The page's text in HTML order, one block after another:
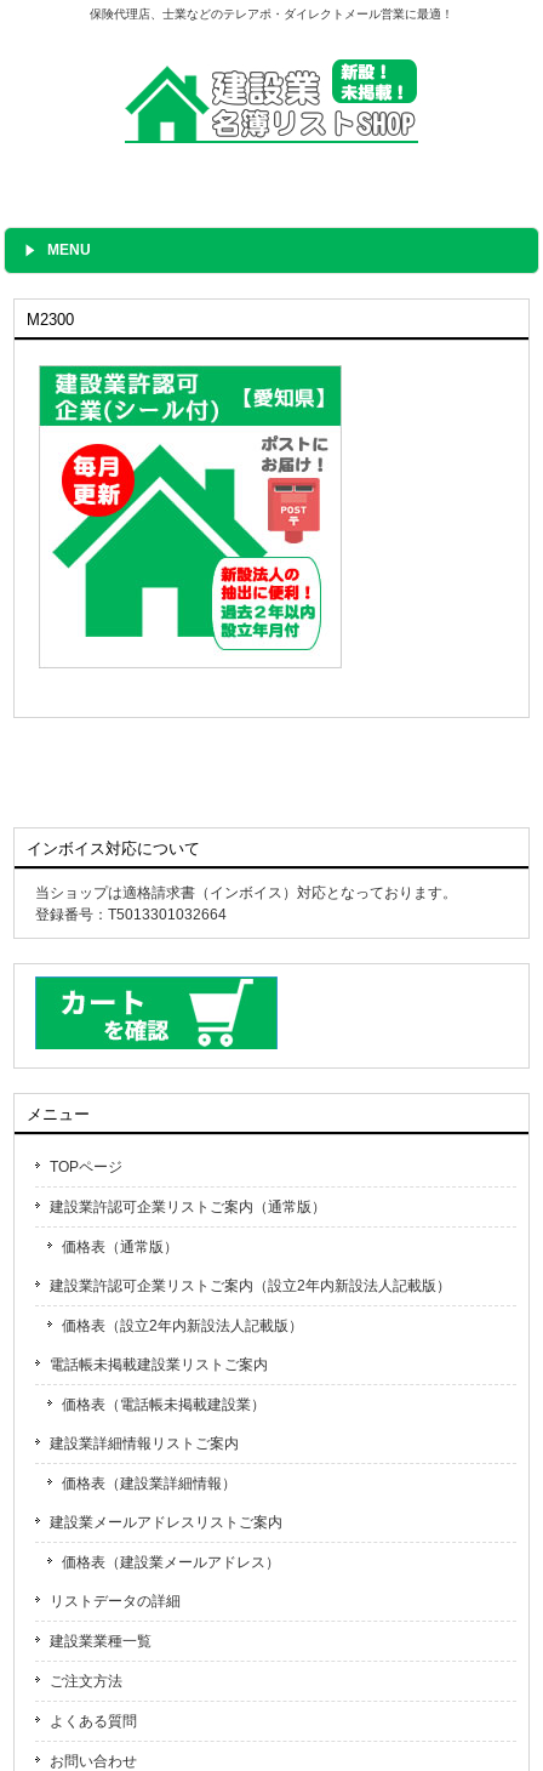
保険代理店、士業などのテレアポ・ダイレクトメール営業に最適！
MENU
M2300
インボイス対応について
当ショップは適格請求書（インボイス）対応となっております。
登録番号：T5013301032664
メニュー
TOPページ
建設業許認可企業リストご案内（通常版）
価格表（通常版）
建設業許認可企業リストご案内（設立2年内新設法人記載版）
価格表（設立2年内新設法人記載版）
電話帳未掲載建設業リストご案内
価格表（電話帳未掲載建設業）
建設業詳細情報リストご案内
価格表（建設業詳細情報）
建設業メールアドレスリストご案内
価格表（建設業メールアドレス）
リストデータの詳細
建設業業種一覧
ご注文方法
よくある質問
お問い合わせ